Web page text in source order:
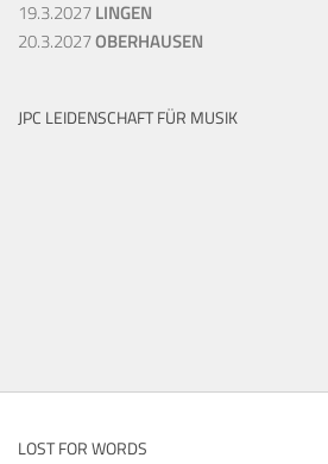
19.3.2027LINGEN
20.3.2027OBERHAUSEN
JPC LEIDENSCHAFT FÜR MUSIK
LOST FOR WORDS